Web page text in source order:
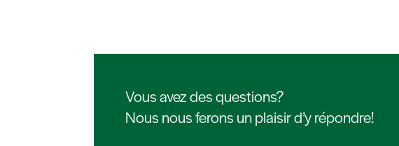
Vous avez des questions?
Nous nous ferons un plaisir d’y répondre!